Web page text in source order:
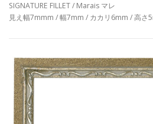
SIGNATURE FILLET / Marais マレ
見え幅7mmm / 幅7mm / カカリ6mm / 高さ